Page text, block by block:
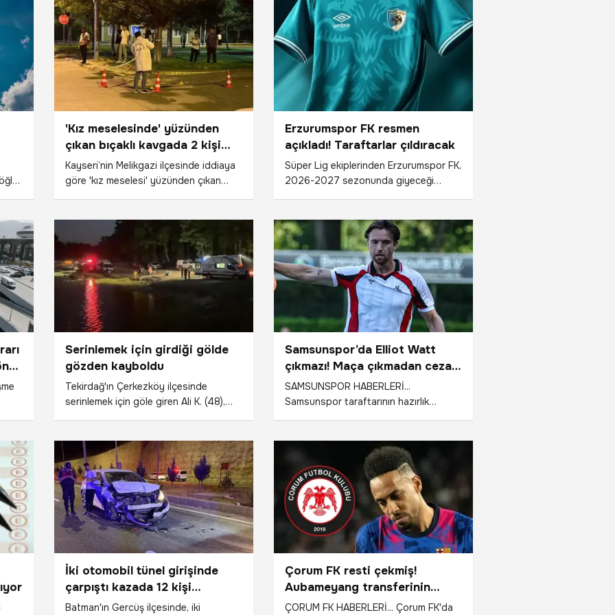
il
su
lahmacun dağıttı.
'Kız meselesinde' yüzünden
çıkan bıçaklı kavgada 2 kişi
yaralandı
Kayseri’nin Melikgazi ilçesinde iddiaya
göre 'kız meselesi' yüzünden çıkan
yakalamak için çalışma başlattı.
Serinlemek için girdiği gölde
gözden kayboldu
Tekirdağ'ın Çerkezköy ilçesinde
serinlemek için göle giren Ali K. (48),
İki otomobil tünel girişinde
çarpıştı kazada 12 kişi
yaralandı
Batman'ın Gercüş ilçesinde, iki
Erzurumspor FK resmen
açıkladı! Taraftarlar çıldıracak
Süper Lig ekiplerinden Erzurumspor FK,
2026-2027 sezonunda giyeceği
sezon için tanıttığı dördüncü forma
oldu.
Samsunspor’da Elliot Watt
çıkmazı! Maça çıkmadan ceza
geldi, düğmeye basıldı
SAMSUNSPOR HABERLERİ...
Samsunspor taraftarının hazırlık
4 maçlık cezanın Süper Lig’de geçerli
olup olmayacağı merak konusu oldu.
Samsunspor İcra Kurulu Üyesi Fazlıhan
Carus, konuyla alakalı sosyal
medyadan açıklama yaptı.
Çorum FK resti çekmiş!
Aubameyang transferinin
neden iptal olduğunu açıkladı
ÇORUM FK HABERLERİ... Çorum FK'da